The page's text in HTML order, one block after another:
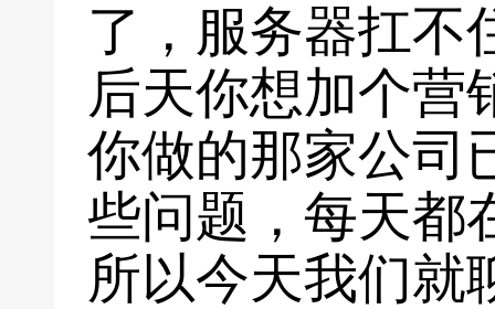
了，服务器扛不
后天你想加个营
你做的那家公司
些问题，每天都
所以今天我们就